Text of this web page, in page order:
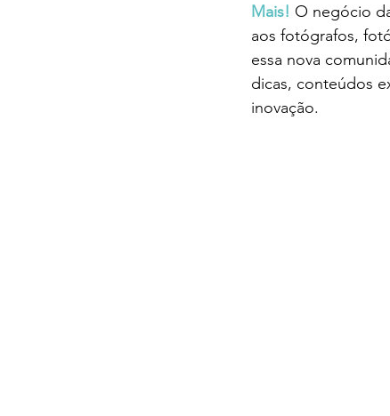
Mais! O negócio
aos fotógrafos,
essa nova
dicas, conteúdos
inovação.